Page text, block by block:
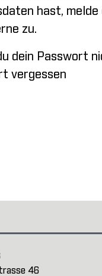
hast, melde
zu.
dein Passwort
vergessen
46